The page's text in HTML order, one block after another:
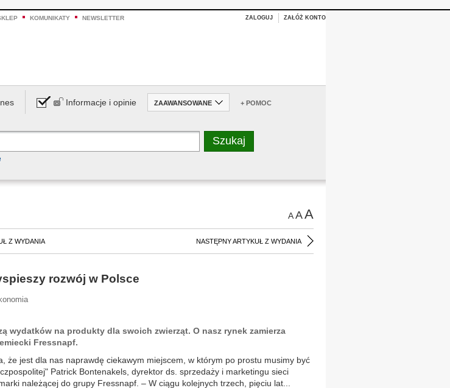
KOMUNIKATY NEWSLETTER ZALOGUJ ZAŁÓŻ KONTO
Informacje i opinie ZAAWANSOWANE + POMOC
AAA
Z WYDANIA NASTĘPNY ARTYKUŁ Z WYDANIA
rozwój w Polsce
wydatków na produkty dla swoich zwierząt. O nasz rynek zamierza
Fressnapf.
że jest dla nas naprawdę ciekawym miejscem, w którym po prostu musimy być
Patrick Bontenakels, dyrektor ds. sprzedaży i marketingu sieci
należącej do grupy Fressnapf. – W ciągu kolejnych trzech, pięciu lat...